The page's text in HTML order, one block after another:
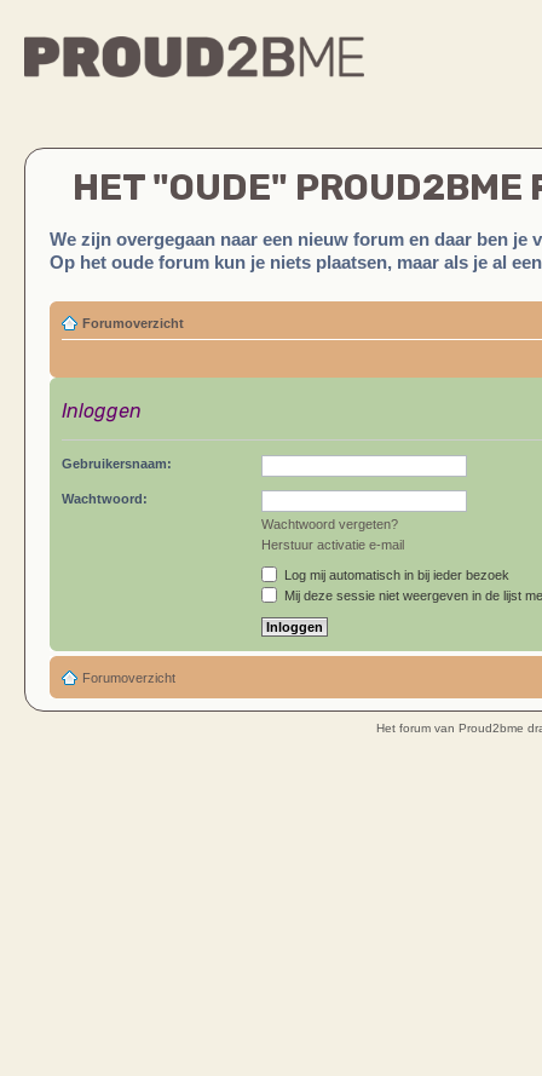
HET "OUDE" PROUD2BME
We zijn overgegaan naar een nieuw forum en daar ben je
Op het oude forum kun je niets plaatsen, maar als je al
Forumoverzicht
Inloggen
Gebruikersnaam:
Wachtwoord:
Wachtwoord vergeten?
Herstuur activatie e-mail
Log mij automatisch in bij ieder bezoek
Mij deze sessie niet weergeven in de lijst
Forumoverzicht
Het forum van Proud2bme